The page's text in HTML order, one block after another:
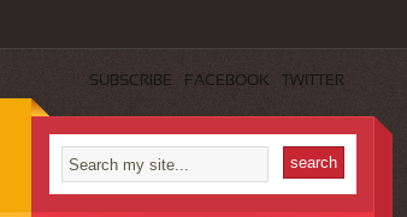
SUBSCRIBE FACEBOOK TWITTER